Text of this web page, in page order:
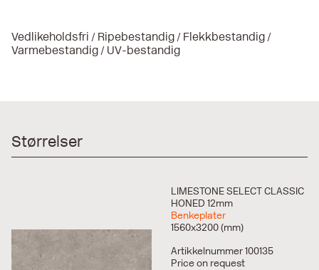
overflatens utforming samt eventuelle tilleggstjenester
som for eksempel innmåling, installasjon og frakt. Prisen
Vedlikeholdsfri / Ripebestandig / Flekkbestandig /
Varmebestandig / UV-bestandig
Størrelser
LIMESTONE SELECT CLASSIC
HONED 12mm
Benkeplater
1560x3200 (mm)
Artikkelnummer 100135
Price on request